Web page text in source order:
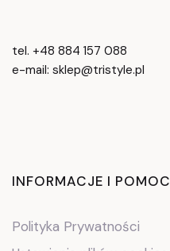
tel. +48 884 157 088
e-mail: sklep@tristyle.pl
Linki w stopce
INFORMACJE I POMOC
Polityka Prywatności